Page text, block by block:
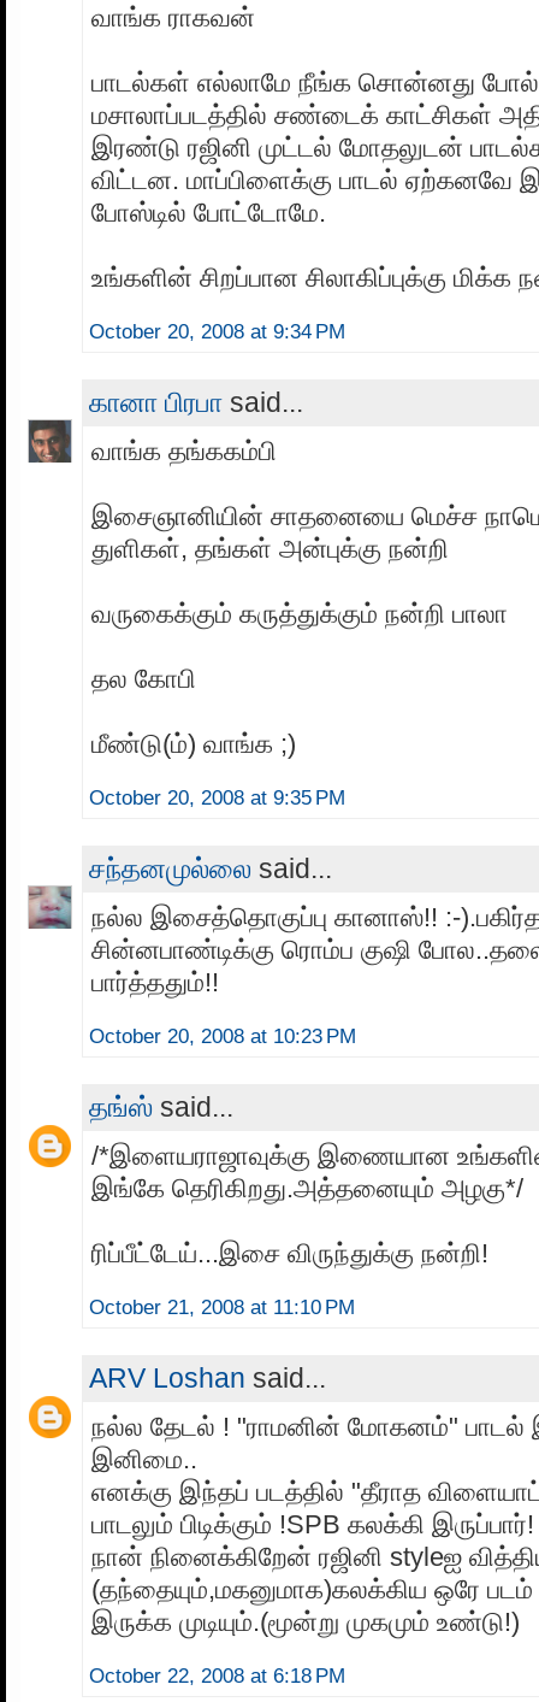
வாங்க ராகவன்
பாடல்கள் எல்லாமே நீங்க சொன்னது
மசாலாப்படத்தில் சண்டைக் காட்சிகள்
இரண்டு ரஜினி முட்டல் மோதலுடன்
விட்டன. மாப்பிளைக்கு பாடல் ஏற்கனவே
போஸ்டில் போட்டோமே.
உங்களின் சிறப்பான சிலாகிப்புக்கு மிக்க
October 20, 2008 at 9:34 PM
கானா பிரபா said...
வாங்க தங்ககம்பி
இசைஞானியின் சாதனையை மெச்ச
துளிகள், தங்கள் அன்புக்கு நன்றி
வருகைக்கும் கருத்துக்கும் நன்றி பாலா
தல கோபி
மீண்டு(ம்) வாங்க ;)
October 20, 2008 at 9:35 PM
சந்தனமுல்லை said...
நல்ல இசைத்தொகுப்பு கானாஸ்!! :-
சின்னபாண்டிக்கு ரொம்ப குஷி
பார்த்ததும்!!
October 20, 2008 at 10:23 PM
தங்ஸ் said...
/*இளையராஜாவுக்கு இணையான
இங்கே தெரிகிறது.அத்தனையும் அழகு*/
ரிப்பீட்டேய்...இசை விருந்துக்கு நன்றி!
October 21, 2008 at 11:10 PM
ARV Loshan said...
நல்ல தேடல் ! "ராமனின் மோகனம்" பாடல்
இனிமை..
எனக்கு இந்தப் படத்தில் "தீராத
பாடலும் பிடிக்கும் !SPB கலக்கி இருப்பார்!
நான் நினைக்கிறேன் ரஜினி styleஐ
(தந்தையும்,மகனுமாக)கலக்கிய ஒரே
இருக்க முடியும்.(மூன்று முகமும் உண்டு!)
October 22, 2008 at 6:18 PM